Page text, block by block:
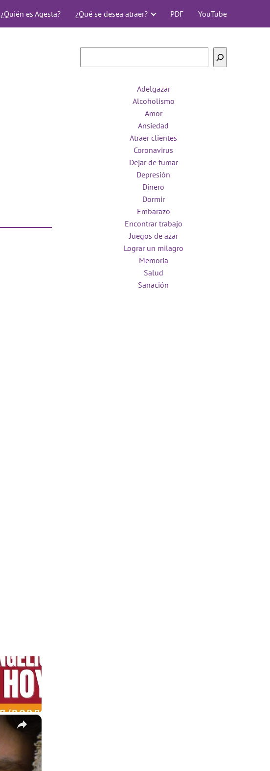
¿Quién es Agesta? ¿Qué se desea atraer? PDF YouTube
×
Adelgazar
Alcoholismo
Amor
Ansiedad
Atraer clientes
Coronavirus
Dejar de fumar
Depresión
Dinero
Dormir
Embarazo
Encontrar trabajo
Juegos de azar
Lograr un milagro
Memoria
Salud
Sanación